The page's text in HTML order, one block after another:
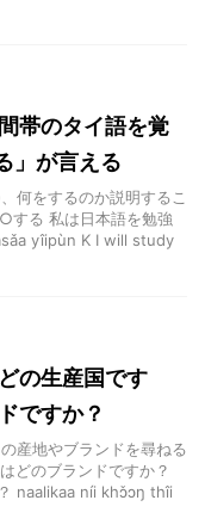
帯のタイ語を覚
」が言える
何をするのか説明するこ
る 私は日本語を勉強
yîipùn K I will study
の生産国です
ですか？
産地やブランドを尋ねる
どのブランドですか？
naalikaa níi khɔ̌ɔŋ thîi